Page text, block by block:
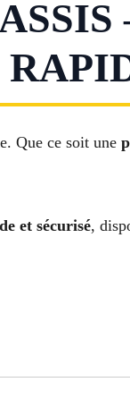
Que ce soit une
et sécurisé,